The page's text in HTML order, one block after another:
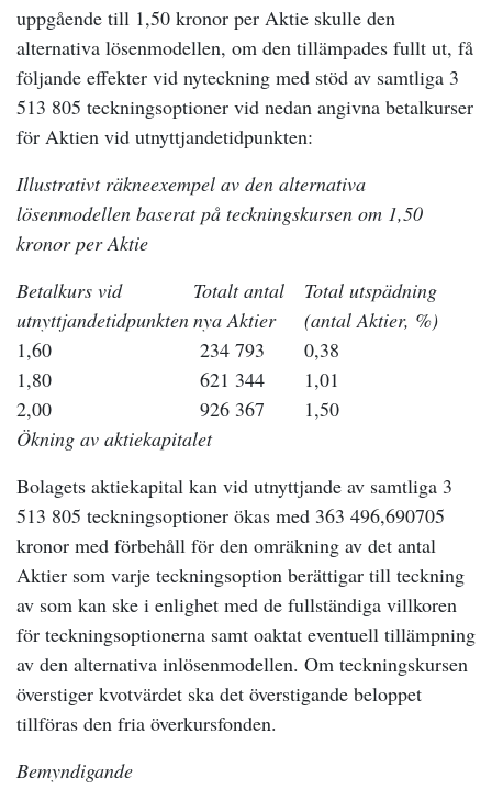
uppgående till 1,50 kronor per Aktie skulle den
alternativa lösenmodellen, om den tillämpades fullt ut, få
följande effekter vid nyteckning med stöd av samtliga 3
513 805 teckningsoptioner vid nedan angivna betalkurser
för Aktien vid utnyttjandetidpunkten:
Illustrativt räkneexempel av den alternativa
lösenmodellen baserat på teckningskursen om 1,50
kronor per Aktie
Betalkurs vid
utnyttjandetidpunkten
Totalt antal
nya Aktier
Total utspädning
(antal Aktier, %)
1,60
234 793
0,38
1,80
621 344
1,01
2,00
926 367
1,50
Ökning av aktiekapitalet
Bolagets aktiekapital kan vid utnyttjande av samtliga 3
513 805 teckningsoptioner ökas med 363 496,690705
kronor med förbehåll för den omräkning av det antal
Aktier som varje teckningsoption berättigar till teckning
av som kan ske i enlighet med de fullständiga villkoren
för teckningsoptionerna samt oaktat eventuell tillämpning
av den alternativa inlösenmodellen. Om teckningskursen
överstiger kvotvärdet ska det överstigande beloppet
tillföras den fria överkursfonden.
Bemyndigande